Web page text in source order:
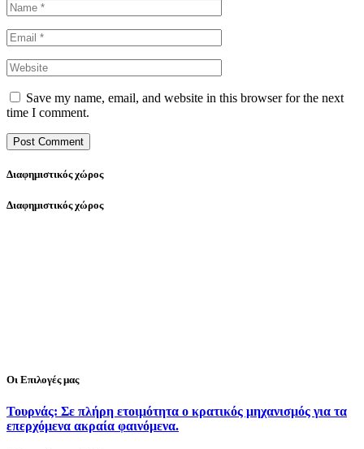
Save my name, email, and website in this browser for the next
time I comment.
Διαφημιστικός χώρος
Διαφημιστικός χώρος
Οι Επιλογές μας
Τουρνάς: Σε πλήρη ετοιμότητα ο κρατικός μηχανισμός για τα
επερχόμενα ακραία φαινόμενα.